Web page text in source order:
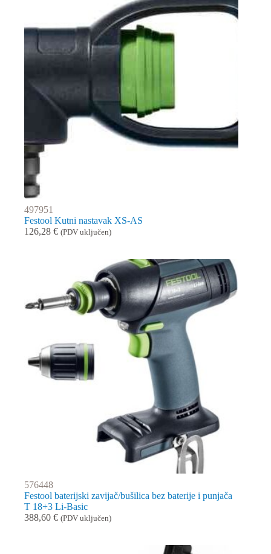
497951
Festool Kutni nastavak XS-AS
126,28 € (PDV uključen)
576448
Festool baterijski zavijač/bušilica bez baterije i punjača
T 18+3 Li-Basic
388,60 € (PDV uključen)